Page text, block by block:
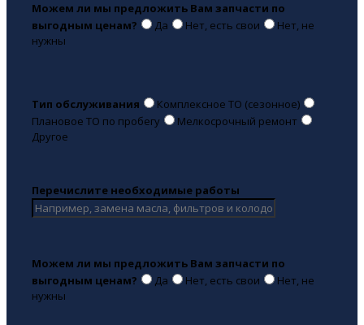
Можем ли мы предложить Вам запчасти по
выгодным ценам?
Да Нет, есть свои
Нет, не
нужны
Тип обслуживания
Комплексное ТО (сезонное)
Плановое ТО по пробегу
Мелкосрочный ремонт
Другое
Перечислите необходимые работы
Можем ли мы предложить Вам запчасти по
выгодным ценам?
Да Нет, есть свои
Нет, не
нужны